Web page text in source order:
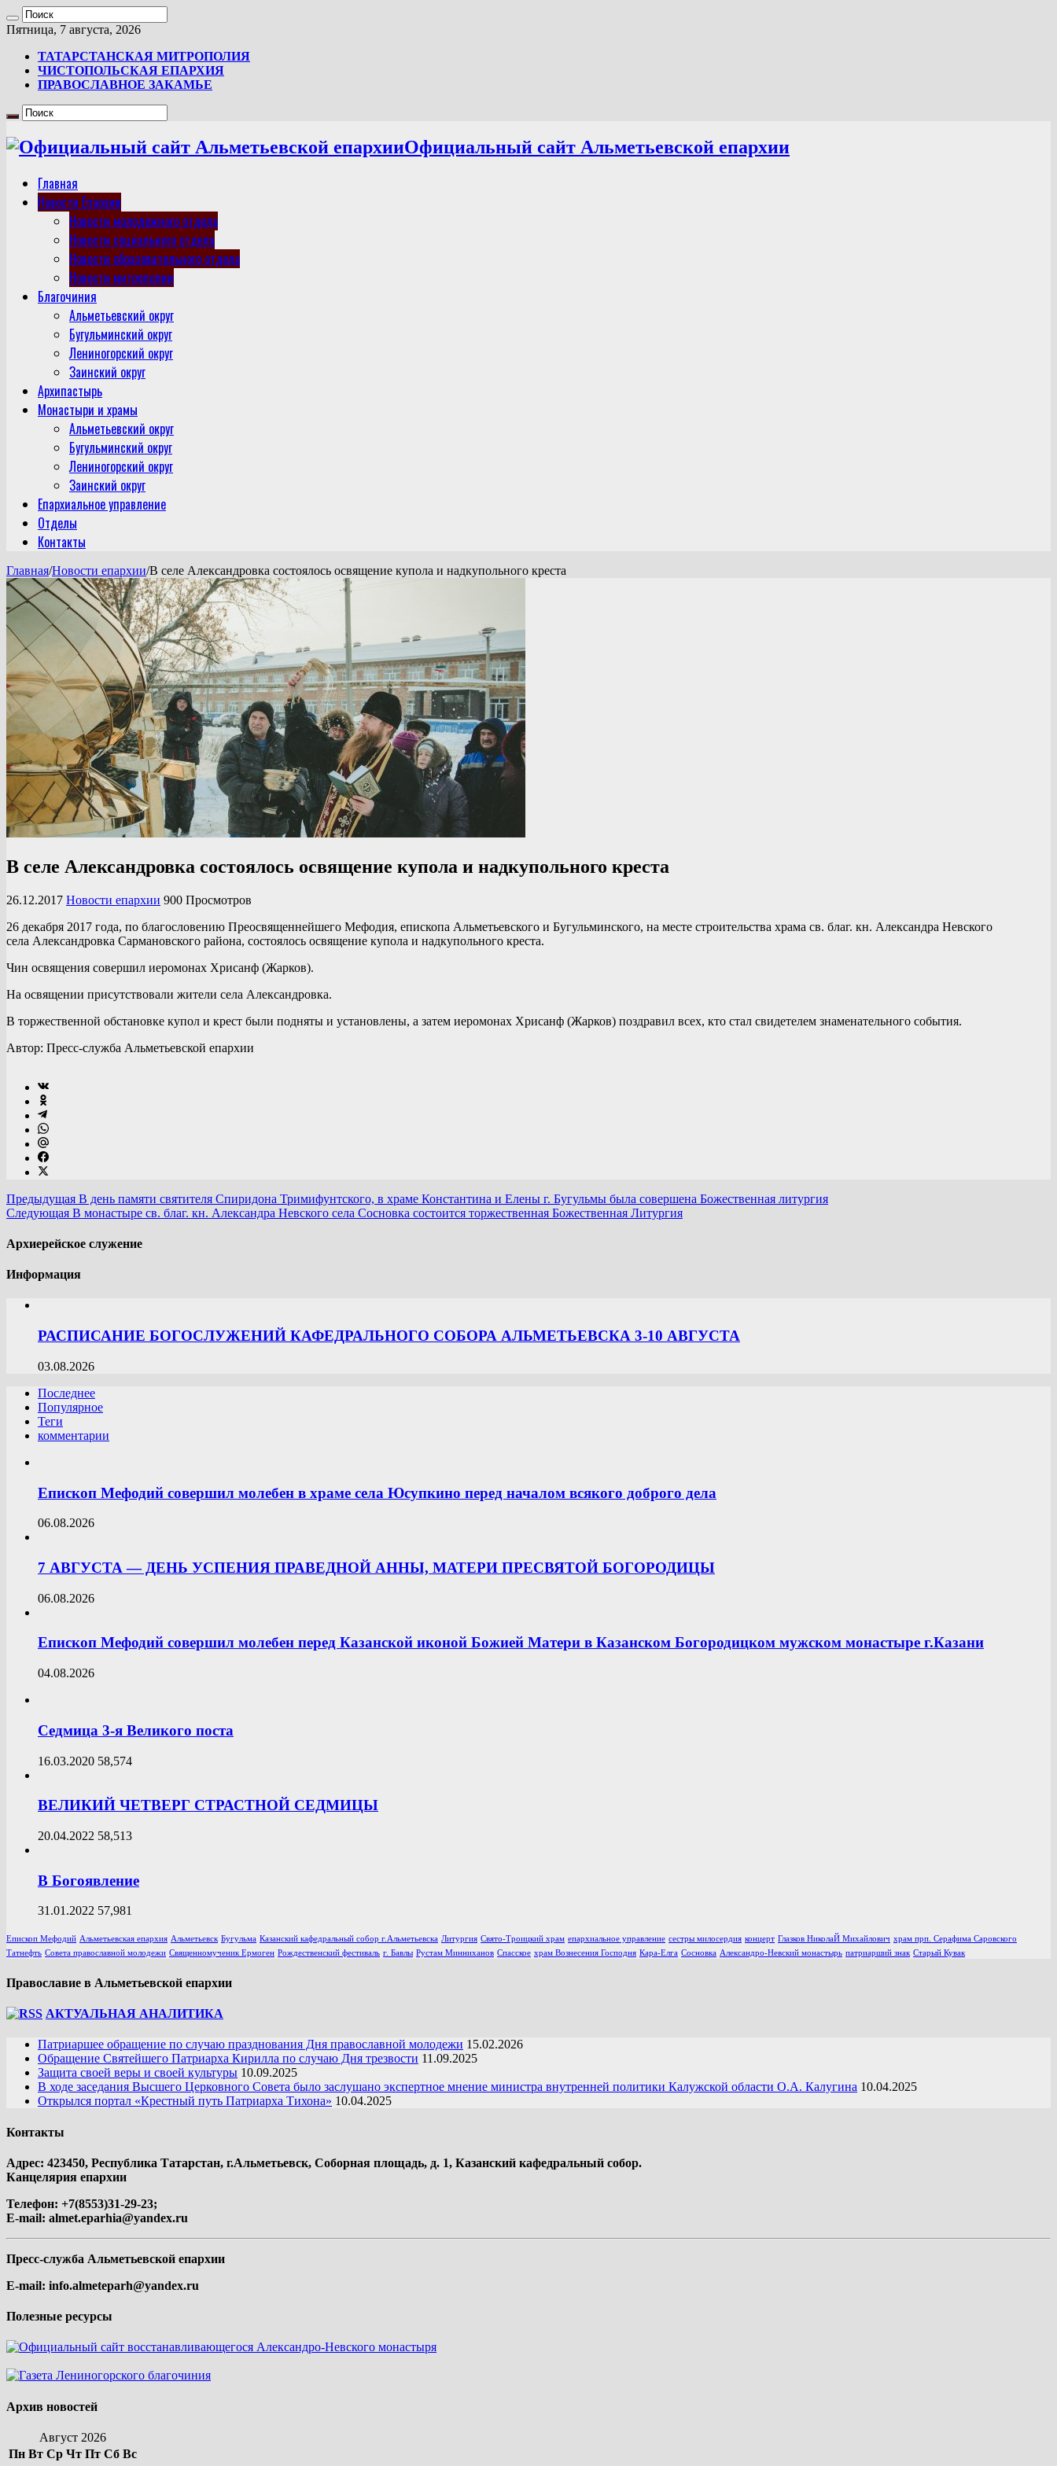
Пятница, 7 августа, 2026
ТАТАРСТАНСКАЯ МИТРОПОЛИЯ
ЧИСТОПОЛЬСКАЯ ЕПАРХИЯ
ПРАВОСЛАВНОЕ ЗАКАМЬЕ
Официальный сайт Альметьевской епархии
Главная
Новости Епархии
Новости молодежного отдела
Новости социального отдела
Новости образовательного отдела
Новости митрополии
Благочиния
Альметьевский округ
Бугульминский округ
Лениногорский округ
Заинский округ
Архипастырь
Монастыри и храмы
Альметьевский округ
Бугульминский округ
Лениногорский округ
Заинский округ
Епархиальное управление
Отделы
Контакты
Главная/Новости епархии/В селе Александровка состоялось освящение купола и надкупольного креста
В селе Александровка состоялось освящение купола и надкупольного креста
26.12.2017 Новости епархии 900 Просмотров
26 декабря 2017 года, по благословению Преосвященнейшего Мефодия, епископа Альметьевского и Бугульминского, на месте строительства храма св. благ. кн. Александра Невского
села Александровка Сармановского района, состоялось освящение купола и надкупольного креста.
Чин освящения совершил иеромонах Хрисанф (Жарков).
На освящении присутствовали жители села Александровка.
В торжественной обстановке купол и крест были подняты и установлены, а затем иеромонах Хрисанф (Жарков) поздравил всех, кто стал свидетелем знаменательного события.
Автор: Пресс-служба Альметьевской епархии
Предыдущая В день памяти святителя Спиридона Тримифунтского, в храме Константина и Елены г. Бугульмы была совершена Божественная литургия
Следующая В монастыре св. благ. кн. Александра Невского села Сосновка состоится торжественная Божественная Литургия
Архиерейское служение
Информация
РАСПИСАНИЕ БОГОСЛУЖЕНИЙ КАФЕДРАЛЬНОГО СОБОРА АЛЬМЕТЬЕВСКА 3-10 АВГУСТА
03.08.2026
Последнее
Популярное
Теги
комментарии
Епископ Мефодий совершил молебен в храме села Юсупкино перед началом всякого доброго дела
06.08.2026
7 АВГУСТА — ДЕНЬ УСПЕНИЯ ПРАВЕДНОЙ АННЫ, МАТЕРИ ПРЕСВЯТОЙ БОГОРОДИЦЫ
06.08.2026
Епископ Мефодий совершил молебен перед Казанской иконой Божией Матери в Казанском Богородицком мужском монастыре г.Казани
04.08.2026
Седмица 3-я Великого поста
16.03.2020 58,574
ВЕЛИКИЙ ЧЕТВЕРГ СТРАСТНОЙ СЕДМИЦЫ
20.04.2022 58,513
В Богоявление
31.01.2022 57,981
Епископ Мефодий Альметьевская епархия Альметьевск Бугульма Казанский кафедральный собор г.Альметьевска Литургия Свято-Троицкий храм епархиальное управление сестры милосердия концерт Глазков НиколаЙ Михайлович храм прп. Серафима Саровского
Татнефть Совета православной молодежи Священномученик Ермоген Рождественский фестиваль г. Бавлы Рустам Минниханов Спасское храм Вознесения Господня Кара-Елга Сосновка Александро-Невский монастырь патриарший знак Старый Кувак
Православие в Альметьевской епархии
АКТУАЛЬНАЯ АНАЛИТИКА
Патриаршее обращение по случаю празднования Дня православной молодежи 15.02.2026
Обращение Святейшего Патриарха Кирилла по случаю Дня трезвости 11.09.2025
Защита своей веры и своей культуры 10.09.2025
В ходе заседания Высшего Церковного Совета было заслушано экспертное мнение министра внутренней политики Калужской области О.А. Калугина 10.04.2025
Открылся портал «Крестный путь Патриарха Тихона» 10.04.2025
Контакты
Адрес: 423450, Республика Татарстан, г.Альметьевск, Соборная площадь, д. 1, Казанский кафедральный собор.
Канцелярия епархии
Телефон: +7(8553)31-29-23;
E-mail: almet.eparhia@yandex.ru
Пресс-служба Альметьевской епархии
E-mail: info.almeteparh@yandex.ru
Полезные ресурсы
Архив новостей
Август 2026
Пн Вт Ср Чт Пт Сб Вс